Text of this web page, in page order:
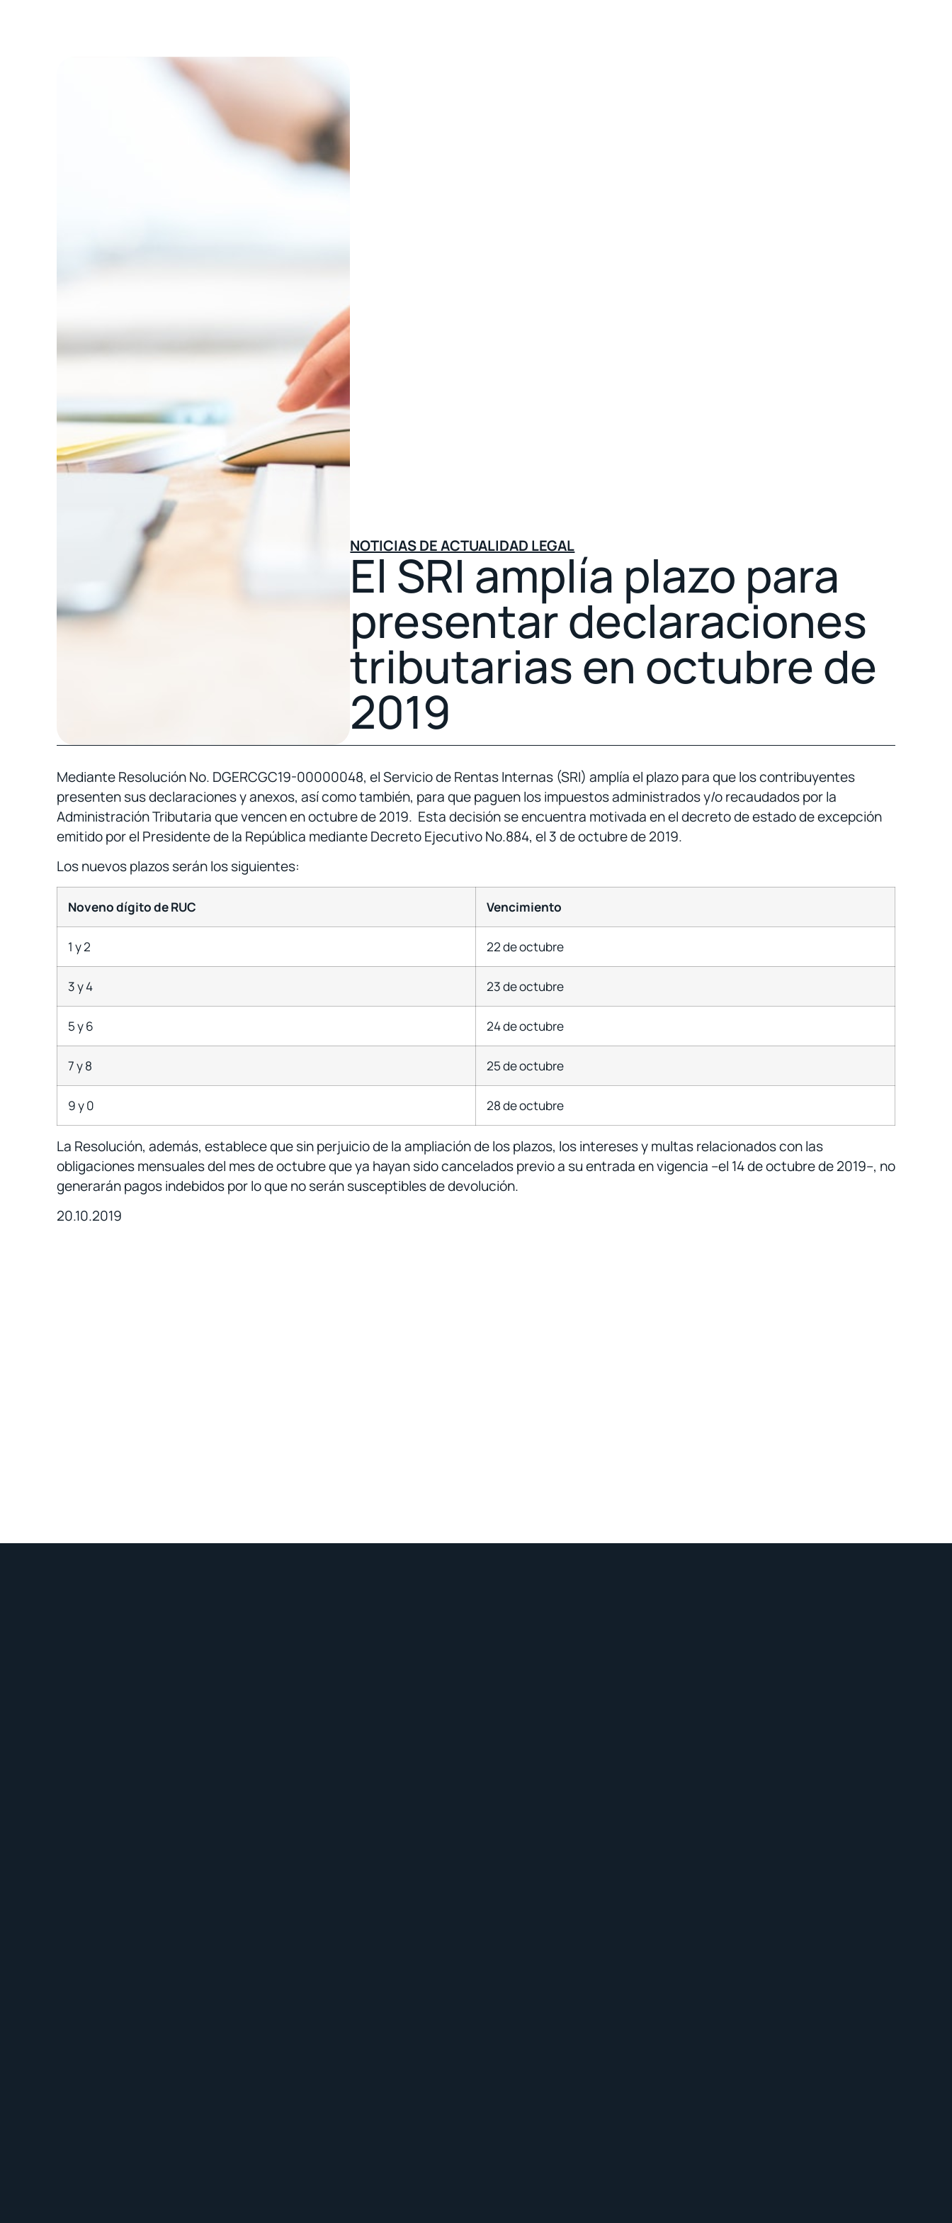
NOTICIAS DE ACTUALIDAD LEGAL
El SRI amplía plazo para
presentar declaraciones
tributarias en octubre de
2019
Mediante Resolución No. DGERCGC19-00000048, el Servicio de Rentas Internas (SRI) amplía el plazo para que los contribuyentes
presenten sus declaraciones y anexos, así como también, para que paguen los impuestos administrados y/o recaudados por la
Administración Tributaria que vencen en octubre de 2019. Esta decisión se encuentra motivada en el decreto de estado de excepción
emitido por el Presidente de la República mediante Decreto Ejecutivo No.884, el 3 de octubre de 2019.
Los nuevos plazos serán los siguientes:
Noveno dígito de RUC Vencimiento
1 y 2 22 de octubre
3 y 4 23 de octubre
5 y 6 24 de octubre
7 y 8 25 de octubre
9 y 0 28 de octubre
La Resolución, además, establece que sin perjuicio de la ampliación de los plazos, los intereses y multas relacionados con las
obligaciones mensuales del mes de octubre que ya hayan sido cancelados previo a su entrada en vigencia –el 14 de octubre de 2019–, no
generarán pagos indebidos por lo que no serán susceptibles de devolución.
20.10.2019